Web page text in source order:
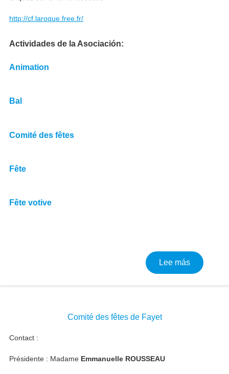
http://cf.laroque.free.fr/
Actividades de la Asociación
Animation
Bal
Comité des fêtes
Fête
Fête votive
Lee mássobre
Comité des fêtes de Fayet
Contact :
Présidente : Madame Emmanuelle ROUSSEAU